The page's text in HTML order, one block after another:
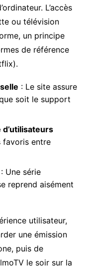
L’accès
ou télévision
un principe
de référence
: Le site assure
soit le support
d’utilisateurs
favoris entre
: Une série
reprend aisément
utilisateur,
une émission
puis de
le soir sur la